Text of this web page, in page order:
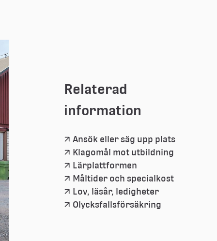
Relaterad
information
Ansök eller säg upp plats
Klagomål mot utbildning
Lärplattformen
Måltider och specialkost
Lov, läsår, ledigheter
Olycksfallsförsäkring